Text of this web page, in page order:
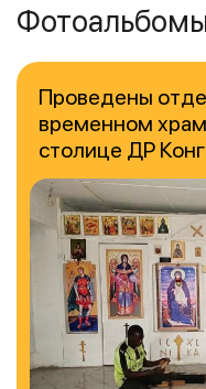
Проведены
временном
столице ДР